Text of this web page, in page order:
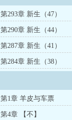
第293章 新生（47）
第290章 新生（44）
第287章 新生（41）
第284章 新生（38）
第1章 羊皮与车票
第4章 【不】